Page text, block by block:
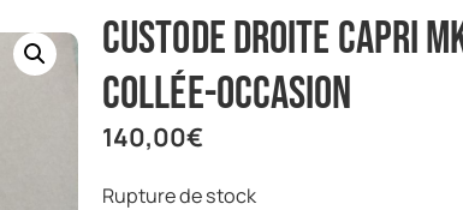
custode droite capri
collée-occasion
140,00€
Rupture de stock